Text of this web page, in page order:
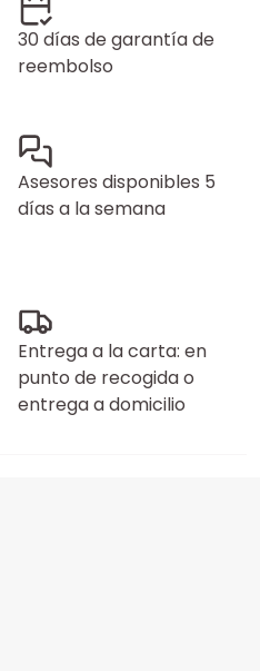
30 días de garantía de
reembolso
Asesores disponibles 5
días a la semana
Entrega a la carta: en
punto de recogida o
entrega a domicilio